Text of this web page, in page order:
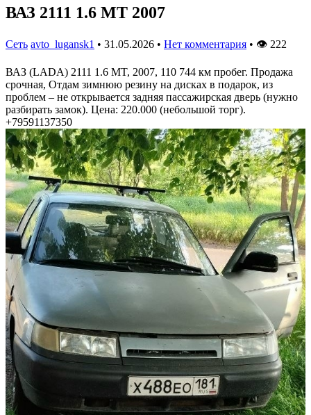
ВАЗ 2111 1.6 MT 2007
Сеть avto_lugansk1 • 31.05.2026 • Нет комментария • 👁 222
ВАЗ (LADA) 2111 1.6 MT, 2007, 110 744 км пробег. Продажа
срочная, Отдам зимнюю резину на дисках в подарок, из
проблем – не открывается задняя пассажирская дверь (нужно
разбирать замок). Цена: 220.000 (небольшой торг).
+79591137350